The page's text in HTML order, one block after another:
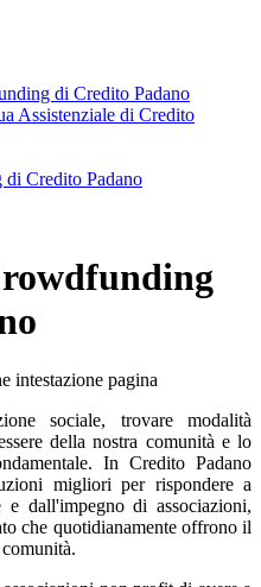
di Credito Padano
Assistenziale di Credito
Credito Padano
sociale, trovare modalità
della nostra comunità e lo
In Credito Padano
migliori per rispondere a
dall'impegno di associazioni,
che quotidianamente offrono il